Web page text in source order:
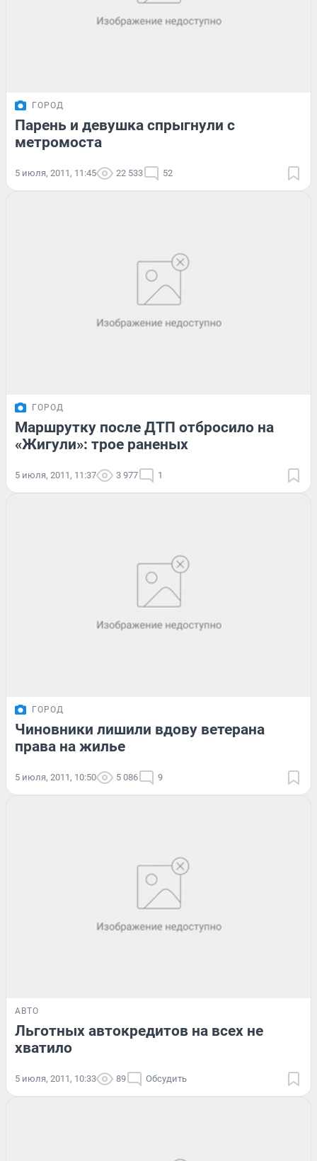
ГОРОД
Парень и девушка спрыгнули с
метромоста
5 июля, 2011, 11:45 22 533 52
ГОРОД
Маршрутку после ДТП отбросило на
«Жигули»: трое раненых
5 июля, 2011, 11:37 3 977 1
ГОРОД
Чиновники лишили вдову ветерана
права на жилье
5 июля, 2011, 10:50 5 086 9
АВТО
Льготных автокредитов на всех не
хватило
5 июля, 2011, 10:33 89 Обсудить